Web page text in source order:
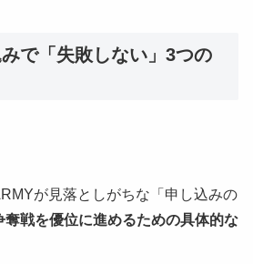
で「失敗しない」3つの
が見落としがちな「申し込みの
奪戦を優位に進めるための具体的な